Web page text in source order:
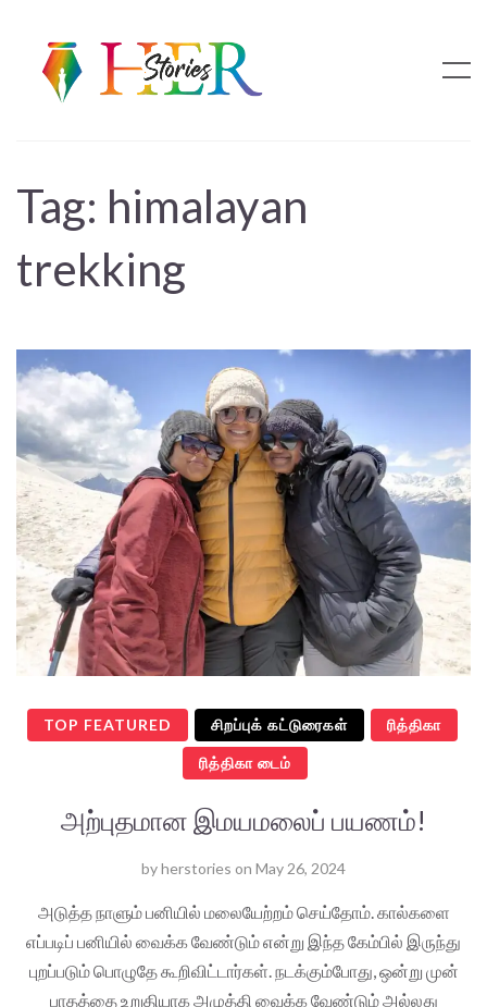
Tag: himalayan
trekking
TOP FEATURED சிறப்புக் கட்டுரைகள் ரித்திகா
ரித்திகா டைம்
அற்புதமான இமயமலைப் பயணம்!
byherstories on May 26, 2024
அடுத்த நாளும் பனியில் மலையேற்றம் செய்தோம். கால்களை
எப்படிப் பனியில் வைக்க வேண்டும் என்று இந்த கேம்பில் இருந்து
புறப்படும் பொழுதே கூறிவிட்டார்கள். நடக்கும்போது, ஒன்று முன்
பாதத்தை உறுதியாக அழுத்தி வைக்க வேண்டும் அல்லது